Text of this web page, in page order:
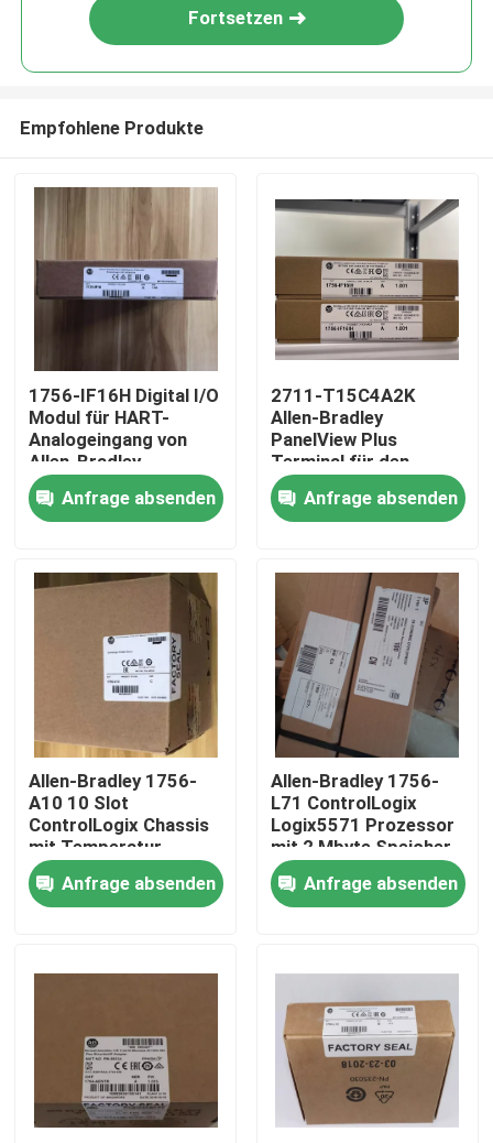
Haus
Produkte
Über uns
Qualitätskontrolle
Treten Sie mit uns in Verbindung
Industrielle Servo-Antriebe
Wechselstromservoverstärker
Fortsetzen
Empfohlene Produkte
1756-IF16H Digital I/O
Modul für HART-
Analogeingang von
Allen-Bradley
Temperaturbereich
-20...55 °C -4...131 °F
Anfrage absenden
2711-T15C4A2K
Allen-Bradley
PanelView Plus
Terminal für den
Betrieb bei extremen
Temperaturen von
-20...55 °C -4...131 °F
Anfrage absenden
Allen-Bradley 1756-
A10 10 Slot
ControlLogix Chassis
mit Temperatur
-20...55 °C -4...131 °F
Anfrage absenden
Allen-Bradley 1756-
L71 ControlLogix
Logix5571 Prozessor
mit 2 Mbyte Speicher
Anfrage absenden